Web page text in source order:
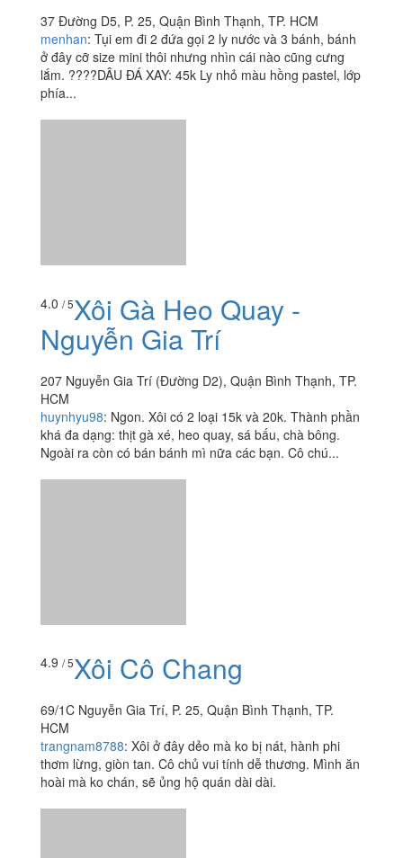
37 Đường D5, P. 25, Quận Bình Thạnh, TP. HCM
menhan: Tụi em đi 2 đứa gọi 2 ly nước và 3 bánh, bánh
ở đây cỡ size mini thôi nhưng nhìn cái nào cũng cưng
lắm. ????DÂU ĐÁ XAY: 45k Ly nhỏ màu hồng pastel, lớp
phía...
4.0 / 5Xôi Gà Heo Quay -
Nguyễn Gia Trí
207 Nguyễn Gia Trí (Đường D2), Quận Bình Thạnh, TP.
HCM
huynhyu98: Ngon. Xôi có 2 loại 15k và 20k. Thành phần
khá đa dạng: thịt gà xé, heo quay, sá bấu, chà bông.
Ngoài ra còn có bán bánh mì nữa các bạn. Cô chú...
4.9 / 5Xôi Cô Chang
69/1C Nguyễn Gia Trí, P. 25, Quận Bình Thạnh, TP.
HCM
trangnam8788: Xôi ở đây dẻo mà ko bị nát, hành phi
thơm lừng, giòn tan. Cô chủ vui tính dễ thương. Mình ăn
hoài mà ko chán, sẽ ủng hộ quán dài dài.